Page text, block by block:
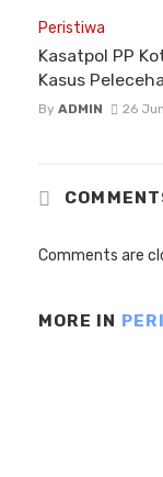
Peristiwa
Kasatpol PP
Kasus
By ADMIN 26
Comments are
MORE IN